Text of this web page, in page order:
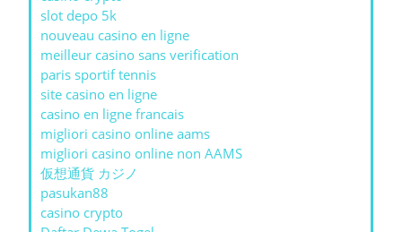
slot depo 5k
nouveau casino en ligne
meilleur casino sans verification
paris sportif tennis
site casino en ligne
casino en ligne francais
migliori casino online aams
migliori casino online non AAMS
仮想通貨 カジノ
pasukan88
casino crypto